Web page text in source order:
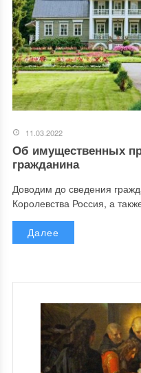
11.03.2022
Об имущественных
гражданина
Доводим до сведения
Королевства Россия, а
Далее